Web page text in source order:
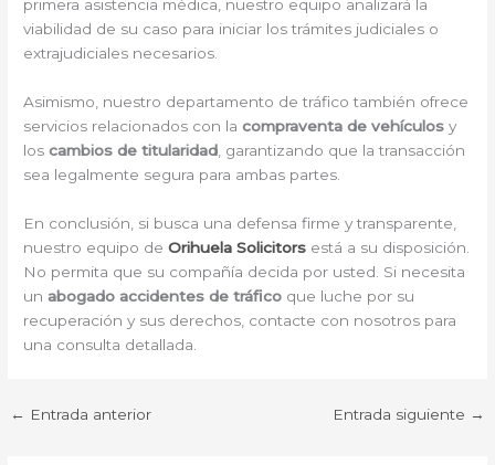
primera asistencia médica, nuestro equipo analizará la
viabilidad de su caso para iniciar los trámites judiciales o
extrajudiciales necesarios.
Asimismo, nuestro departamento de tráfico también ofrece
servicios relacionados con lacompraventa de vehículos y
loscambios de titularidad , garantizando que la transacción
sea legalmente segura para ambas partes.
En conclusión, si busca una defensa firme y transparente,
nuestro equipo deOrihuela Solicitors está a su disposición.
No permita que su compañía decida por usted. Si necesita
unabogado accidentes de tráfico que luche por su
recuperación y sus derechos, contacte con nosotros para
una consulta detallada.
← Entrada anterior Entrada siguiente →